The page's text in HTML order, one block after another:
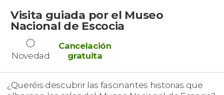
Visita guiada por el Museo
Nacional de Escocia
Novedad
Cancelación
gratuita
¿Queréis descubrir las fascinantes historias que